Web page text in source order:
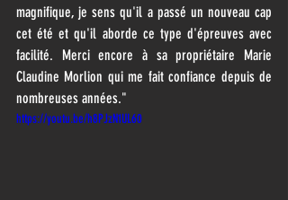
magnifique, je sens qu'il a passé un nouveau cap
cet été et qu'il aborde ce type d'épreuves avec
facilité. Merci encore à sa propriétaire Marie
Claudine Morlion qui me fait confiance depuis de
nombreuses années."
https://youtu.be/h8PJzN1UL60